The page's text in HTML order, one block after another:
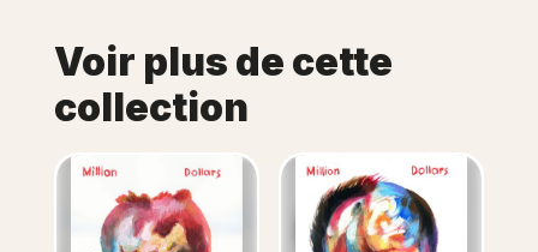
Voir plus de cette
collection